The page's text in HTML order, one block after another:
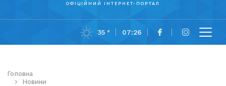
ОФІЦІЙНИЙ ІНТЕРНЕТ-ПОРТАЛ
35 ° 07:26
Головна
Новини